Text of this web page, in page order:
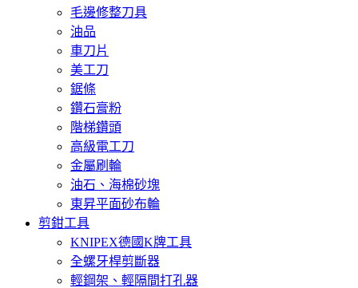
毛邊修整刀具
油品
車刀片
美工刀
鋸條
鑽石膏粉
階梯鑽頭
高級電工刀
金屬刷輪
油石、海棉砂塊
東昇平面砂布輪
剪鉗工具
KNIPEX德國K牌工具
全螺牙桿剪斷器
輕鋼架、輕隔間打孔器